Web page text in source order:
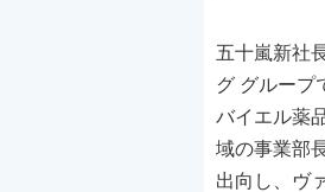
五十嵐新社
グ グループ
バイエル薬
域の事業部
出向し、ヴ